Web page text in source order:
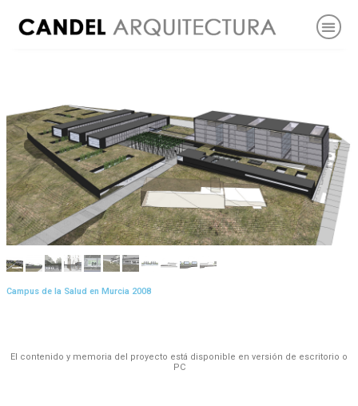
Campus de la Salud en Murcia 2008
El contenido y memoria del proyecto está disponible en versión de escritorio o
PC